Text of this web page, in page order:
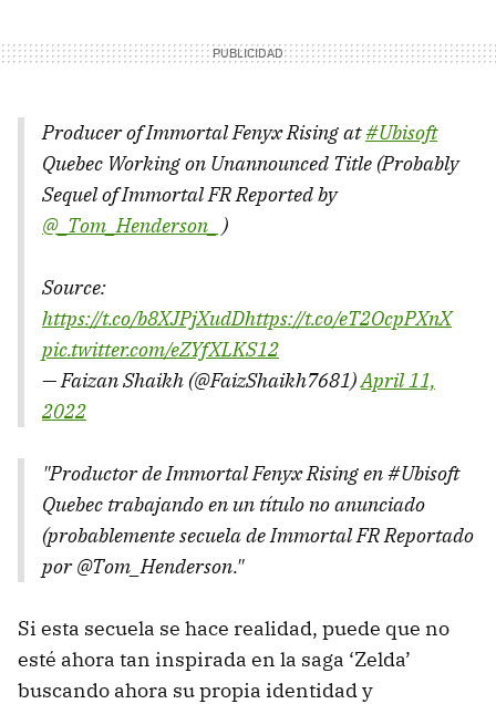
Producer of Immortal Fenyx Rising at#Ubisoft
Quebec Working on Unannounced Title (Probably
Sequel of Immortal FR Reported by
@_Tom_Henderson_ )
Source:
https://t.co/b8XJPjXudDhttps://t.co/eT2OcpPXnX
pic.twitter.com/eZYfXLKS12
— Faizan Shaikh (@FaizShaikh7681)April 11,
2022
"Productor de Immortal Fenyx Rising en #Ubisoft
Quebec trabajando en un título no anunciado
(probablemente secuela de Immortal FR Reportado
por @Tom_Henderson."
Si esta secuela se hace realidad, puede que no
esté ahora tan inspirada en la saga ‘Zelda’
buscando ahora su propia identidad y